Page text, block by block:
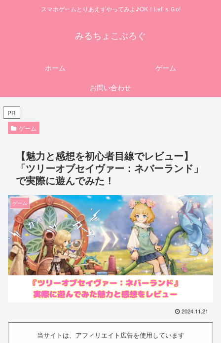
スマホゲームとりあえずやってみよ♪OK！Let’ｓＧo!
みるちょこぶろぐ
ホーム
ゲーム
お問い合わせ
PR
ゲーム
【魅力と感想を初心者目線でレビュー】
「ツリーオブセイヴァー：ネバーランド」
で実際に遊んでみた！
ゲーム
2024.11.21
当サイトは、アフィリエイト広告を使用しています